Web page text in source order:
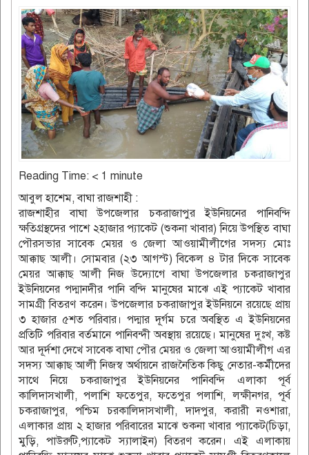
Reading Time: < 1 minute
আবুল হাশেম, বাঘা রাজশাহী :
রাজশাহীর বাঘা উপজেলার চকরাজাপুর ইউনিয়নের পানিবন্দি
ক্ষতিগ্রস্থদের পাশে ২হাজার প্যাকেট (শুকনা খাবার) নিয়ে উপস্থিত বাঘা
পৌরসভার সাবেক মেয়র ও জেলা আওয়ামীলীগের সদস্য মোঃ
আক্কাছ আলী। সোমবার (২৩ আগস্ট) বিকেল ৪ টার দিকে সাবেক
মেয়র আক্কাছ আলী নিজ উদ্যোগে বাঘা উপজেলার চকরাজাপুর
ইউনিয়নের পদ্মানদীর পানি বন্দি মানুষের মাঝে এই প্যাকেট খাবার
সামগ্রী বিতরণ করেন। উপজেলার চকরাজাপুর ইউনিয়নে রয়েছে প্রায়
৩ হাজার ৫শত পরিবার। পদ্মার দূর্গম চরে অবস্থিত এ ইউনিয়নের
প্রতিটি পরিবার বর্তমানে পানিবন্দী অবস্থায় রয়েছে। মানুষের দুঃখ, কষ্ট
আর দূর্দশা দেখে সাবেক বাঘা পৌর মেয়র ও জেলা আওয়ামীলীগ এর
সদস্য আক্কাছ আলী নিজস্ব অর্থায়নে রাজনৈতিক কিছু নেতার-কর্মীদের
সাথে নিয়ে চকরাজাপুর ইউনিয়নের পানিবন্দি এলাকা পূর্ব
কালিদাসখালী, পলাশি ফতেপুর, ফতেপুর পলাশি, লক্ষীনগর, পূর্ব
চকরাজাপুর, পশ্চিম চরকালিদাসখালী, দাদপুর, করারী নওশারা,
এলাকার প্রায় ২ হাজার পরিবারের মাঝে শুকনা খাবার প্যাকেট(চিড়া,
মুড়ি, পাউরুটি,প্যাকেট স্যালাইন) বিতরণ করেন। এই এলাকায়